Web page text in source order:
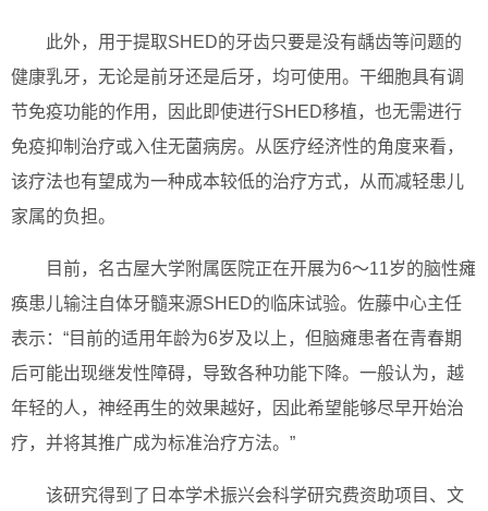
此外，用于提取SHED的牙齿只要是没有龋齿等问题的
健康乳牙，无论是前牙还是后牙，均可使用。干细胞具有调
节免疫功能的作用，因此即使进行SHED移植，也无需进行
免疫抑制治疗或入住无菌病房。从医疗经济性的角度来看，
该疗法也有望成为一种成本较低的治疗方式，从而减轻患儿
家属的负担。
目前，名古屋大学附属医院正在开展为6～11岁的脑性瘫
痪患儿输注自体牙髓来源SHED的临床试验。佐藤中心主任
表示：“目前的适用年龄为6岁及以上，但脑瘫患者在青春期
后可能出现继发性障碍，导致各种功能下降。一般认为，越
年轻的人，神经再生的效果越好，因此希望能够尽早开始治
疗，并将其推广成为标准治疗方法。”
该研究得到了日本学术振兴会科学研究费资助项目、文